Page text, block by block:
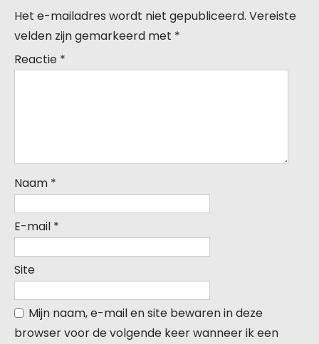
Het e-mailadres wordt niet gepubliceerd. Vereiste
velden zijn gemarkeerd met *
Reactie *
Naam *
E-mail *
Site
Mijn naam, e-mail en site bewaren in deze
browser voor de volgende keer wanneer ik een